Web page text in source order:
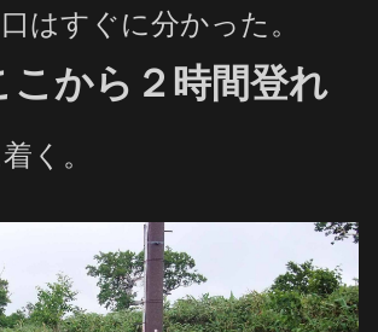
はすぐに分かった。
こから２時間登れ
く。